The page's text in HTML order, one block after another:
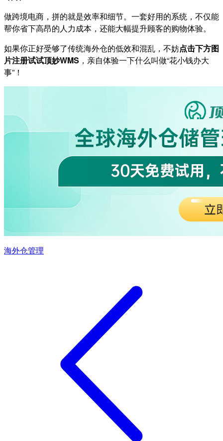
做跨境电商，拼的就是效率和细节。一套好用的系统，不仅能
帮你省下高昂的人力成本，还能大幅提升顾客的购物体验。
如果你正好受够了传统海外仓的低效和混乱，不妨点击下方图
片注册试试顶妙WMS ，亲自体验一下什么叫做“花小钱办大
事”！
海外仓管理